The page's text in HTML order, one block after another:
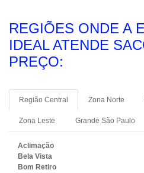
REGIÕES ONDE A
IDEAL ATENDE
PREÇO:
Região Central Zona Norte
Zona Leste Grande São Paulo
Aclimação
Bela Vista
Bom Retiro